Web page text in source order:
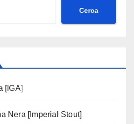
Cerca
[IGA]
Nera [Imperial Stout]